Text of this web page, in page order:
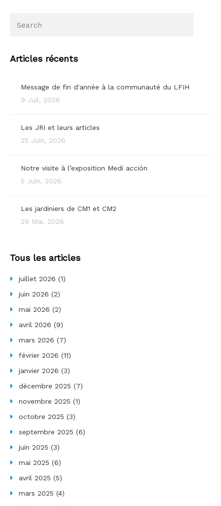
Articles récents
Message de fin d'année à la communauté du LFIH
9 Juil, 2026
Les JRI et leurs articles
25 Juin, 2026
Notre visite à l’exposition Medi acción
5 Juin, 2026
Les jardiniers de CM1 et CM2
29 Mai, 2026
Tous les articles
juillet 2026 (1)
juin 2026 (2)
mai 2026 (2)
avril 2026 (9)
mars 2026 (7)
février 2026 (11)
janvier 2026 (3)
décembre 2025 (7)
novembre 2025 (1)
octobre 2025 (3)
septembre 2025 (6)
juin 2025 (3)
mai 2025 (6)
avril 2025 (5)
mars 2025 (4)